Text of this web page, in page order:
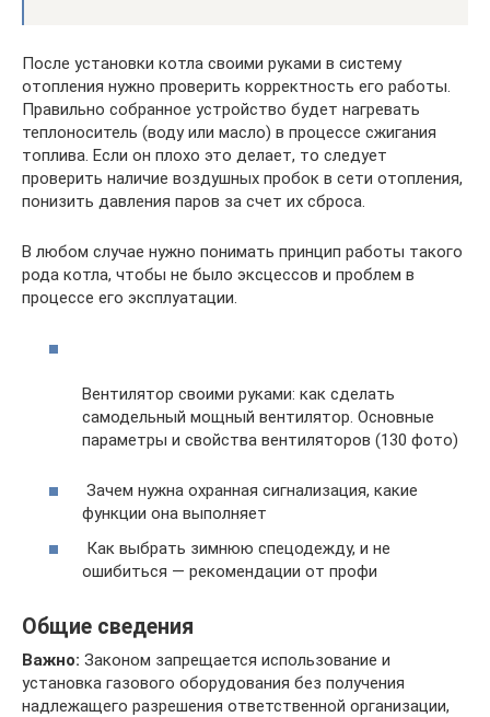
После установки котла своими руками в систему
отопления нужно проверить корректность его работы.
Правильно собранное устройство будет нагревать
теплоноситель (воду или масло) в процессе сжигания
топлива. Если он плохо это делает, то следует
проверить наличие воздушных пробок в сети отопления,
понизить давления паров за счет их сброса.
В любом случае нужно понимать принцип работы такого
рода котла, чтобы не было эксцессов и проблем в
процессе его эксплуатации.
Вентилятор своими руками: как сделать
самодельный мощный вентилятор. Основные
параметры и свойства вентиляторов (130 фото)
Зачем нужна охранная сигнализация, какие
функции она выполняет
Как выбрать зимнюю спецодежду, и не
ошибиться — рекомендации от профи
Общие сведения
Важно: Законом запрещается использование и
установка газового оборудования без получения
надлежащего разрешения ответственной организации,